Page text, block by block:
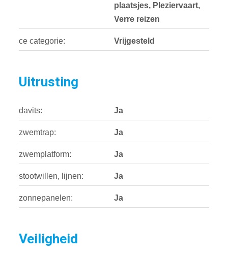
plaatsjes, Pleziervaart,
Verre reizen
ce categorie: Vrijgesteld
Uitrusting
davits: Ja
zwemtrap: Ja
zwemplatform: Ja
stootwillen, lijnen: Ja
zonnepanelen: Ja
Veiligheid